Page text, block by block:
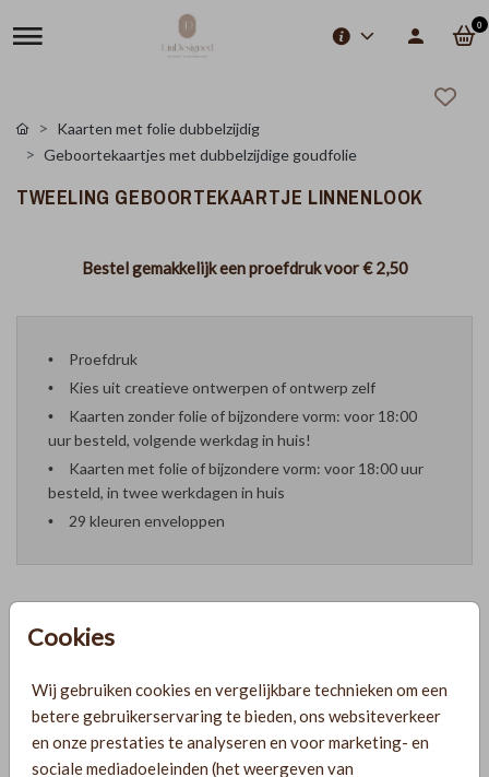
0
Cookies
Wij gebruiken cookies en vergelijkbare technieken om een
betere gebruikerservaring te bieden, ons websiteverkeer
en onze prestaties te analyseren en voor marketing- en
sociale mediadoeleinden (het weergeven van
Kaarten met folie dubbelzijdig
Geboortekaartjes met dubbelzijdige goudfolie
TWEELING GEBOORTEKAARTJE LINNENLOOK
Bestel gemakkelijk een proefdruk voor€ 2,50
Proefdruk
Kies uit creatieve ontwerpen of ontwerp zelf
Kaarten zonder folie of bijzondere vorm: voor 18:00
uur besteld, volgende werkdag in huis!
Kaarten met folie of bijzondere vorm: voor 18:00 uur
besteld, in twee werkdagen in huis
29 kleuren enveloppen
Formaten en prijzen
PRODUCTINFORMATIE